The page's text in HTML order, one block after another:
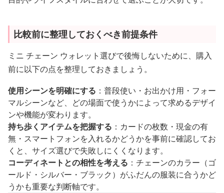
比較前に整理しておくべき前提条件
ミニ チェーン ウォレット選びで後悔しないために、購入
前に以下の点を整理しておきましょう。
使用シーンを明確にする ：普段使い・お出かけ用・フォー
マルシーンなど、どの場面で使うかによって求めるデザイ
ンや機能が変わります。
持ち歩くアイテムを把握する ：カードの枚数・現金の有
無・スマートフォンを入れるかどうかを事前に確認してお
くと、サイズ選びで失敗しにくくなります。
コーディネートとの相性を考える ：チェーンのカラー（ゴ
ールド・シルバー・ブラック）がふだんの服装に合うかど
うかも重要な判断軸です。